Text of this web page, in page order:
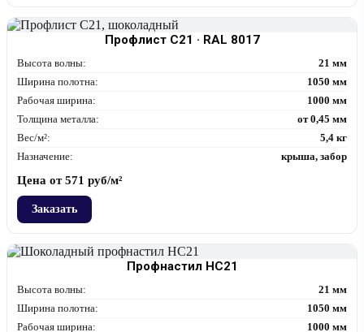
Профлист С21 · RAL 8017
Высота волны:
21 мм
Ширина полотна:
1050 мм
Рабочая ширина:
1000 мм
Толщина металла:
от 0,45 мм
Вес/м²:
5,4 кг
Назначение:
крыша, забор
Цена от571 руб/м²
Заказать
Профнастил НС21
Высота волны:
21 мм
Ширина полотна:
1050 мм
Рабочая ширина:
1000 мм